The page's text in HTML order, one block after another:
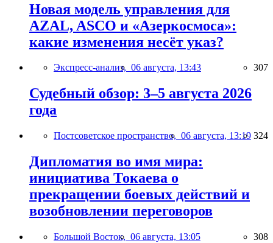
Новая модель управления для
AZAL, ASCO и «Азеркосмоса»:
какие изменения несёт указ?
Экспресс-анализ, 06 августа, 13:43 307
Судебный обзор: 3–5 августа 2026
года
Постсоветское пространство, 06 августа, 13:19 324
Дипломатия во имя мира:
инициатива Токаева о
прекращении боевых действий и
возобновлении переговоров
Большой Восток, 06 августа, 13:05 308